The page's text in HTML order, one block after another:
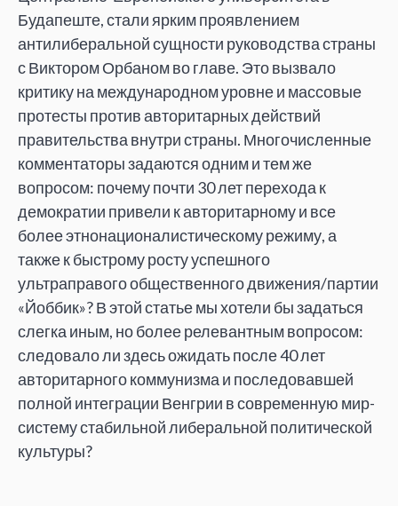
Будапеште, стали ярким проявлением
антилиберальной сущности руководства страны
с Виктором Орбаном во главе. Это вызвало
критику на международном уровне и массовые
протесты против авторитарных действий
правительства внутри страны. Многочисленные
комментаторы задаются одним и тем же
вопросом: почему почти 30 лет перехода к
демократии привели к авторитарному и все
более этнонационалистическому режиму, а
также к быстрому росту успешного
ультраправого общественного движения/партии
«Йоббик»? В этой статье мы хотели бы задаться
слегка иным, но более релевантным вопросом:
следовало ли здесь ожидать после 40 лет
авторитарного коммунизма и последовавшей
полной интеграции Венгрии в современную мир-
систему стабильной либеральной политической
культуры?